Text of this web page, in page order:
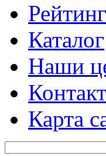
Каталог
Наши
Карта